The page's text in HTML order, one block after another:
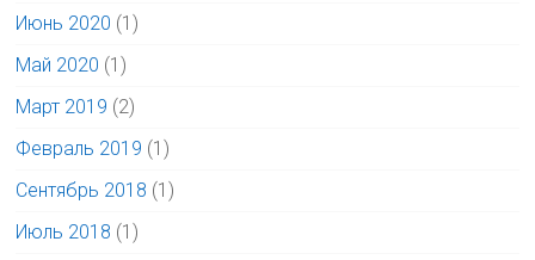
Июнь 2020 (1)
Май 2020 (1)
Март 2019 (2)
Февраль 2019 (1)
Сентябрь 2018 (1)
Июль 2018 (1)